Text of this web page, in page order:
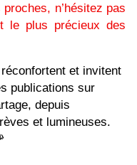
n’hésitez pas
le plus précieux des
et invitent
publications sur
depuis
et lumineuses.